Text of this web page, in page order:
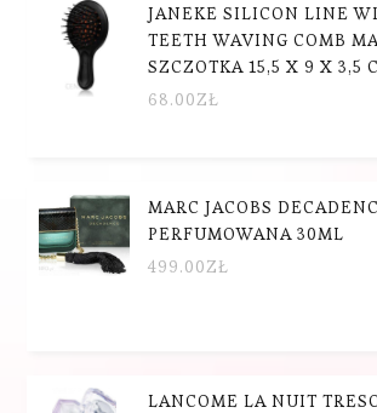
JANEKE SILICON LINE
TEETH WAVING COMB
SZCZOTKA 15,5 X 9 X 3,5
68.00ZŁ
MARC JACOBS
PERFUMOWANA 30ML
499.00ZŁ
LANCOME LA NUIT